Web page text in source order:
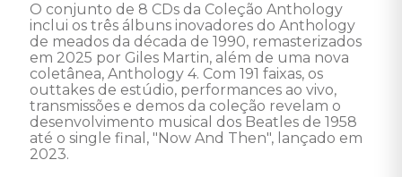
O conjunto de 8 CDs da Coleção Anthology
inclui os três álbuns inovadores do Anthology
de meados da década de 1990, remasterizados
em 2025 por Giles Martin, além de uma nova
coletânea, Anthology 4. Com 191 faixas, os
outtakes de estúdio, performances ao vivo,
transmissões e demos da coleção revelam o
desenvolvimento musical dos Beatles de 1958
até o single final, "Now And Then", lançado em
2023.